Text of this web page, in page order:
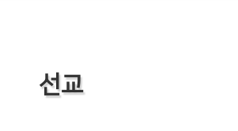
선교